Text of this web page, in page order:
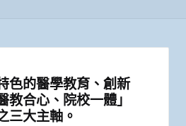
色的醫學教育、創新
教合心、院校一體」
三大主軸。